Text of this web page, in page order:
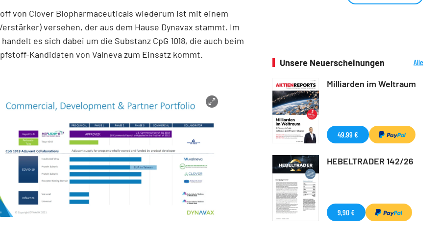
von Clover Biopharmaceuticals wiederum ist mit einem
versehen, der aus dem Hause Dynavax stammt. Im
es sich dabei um die Substanz CpG 1018, die auch beim
Kandidaten von Valneva zum Einsatz kommt.
Unsere Neuerscheinungen
Alle
Milliarden im Weltraum
49,99 €
HEBELTRADER 142/26
9,90 €